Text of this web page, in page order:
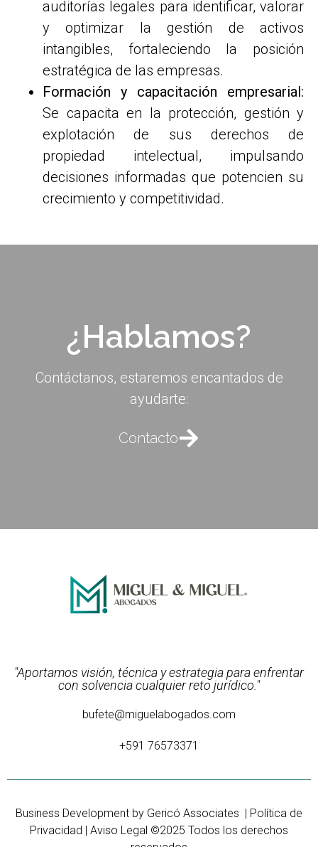
auditorías legales para identificar, valorar
y optimizar la gestión de activos
intangibles, fortaleciendo la posición
estratégica de las empresas.
Formación y capacitación empresarial:
Se capacita en la protección, gestión y
explotación de sus derechos de
propiedad intelectual, impulsando
decisiones informadas que potencien su
crecimiento y competitividad.
¿Hablamos?
Contáctanos, estaremos encantados de
ayudarte:
Contacto
"Aportamos visión, técnica y estrategia para enfrentar
con solvencia cualquier reto jurídico."
bufete@miguelabogados.com
+591 76573371
Business Development by Gericó Associates | Política de
Privacidad | Aviso Legal ©2025 Todos los derechos